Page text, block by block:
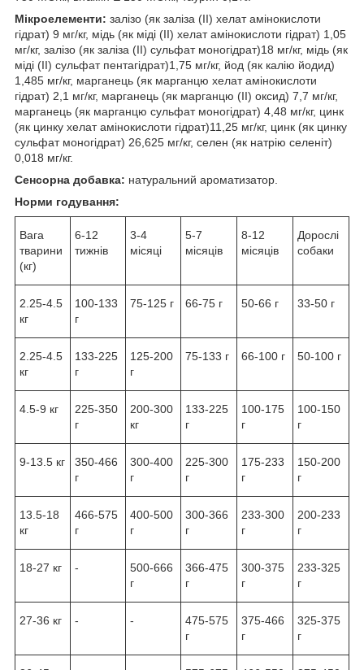
Мікроелементи: залізо (як заліза (II) хелат амінокислоти
гідрат) 9 мг/кг, мідь (як міді (II) хелат амінокислоти гідрат) 1,05
мг/кг, залізо (як заліза (ІІ) сульфат моногідрат)18 мг/кг, мідь (як
міді (ІІ) сульфат пентагідрат)1,75 мг/кг, йод (як калію йодид)
1,485 мг/кг, марганець (як марганцю хелат амінокислоти
гідрат) 2,1 мг/кг, марганець (як марганцю (ІІ) оксид) 7,7 мг/кг,
марганець (як марганцю сульфат моногідрат) 4,48 мг/кг, цинк
(як цинку хелат амінокислоти гідрат)11,25 мг/кг, цинк (як цинку
сульфат моногідрат) 26,625 мг/кг, селен (як натрію селеніт)
0,018 мг/кг.
Сенсорна добавка: натуральний ароматизатор.
Норми годування:
Вага
тварини
(кг)
6-12
тижнів
3-4
місяці
5-7
місяців
8-12
місяців
Дорослі
собаки
2.25-4.5
кг
100-133
г
75-125 г 66-75 г 50-66 г 33-50 г
2.25-4.5
кг
133-225
г
125-200
г
75-133 г 66-100 г 50-100 г
4.5-9 кг
225-350
г
200-300
кг
133-225
г
100-175
г
100-150
г
9-13.5 кг
350-466
г
300-400
г
225-300
г
175-233
г
150-200
г
13.5-18
кг
466-575
г
400-500
г
300-366
г
233-300
г
200-233
г
18-27 кг -
500-666
г
366-475
г
300-375
г
233-325
г
27-36 кг - -
475-575
г
375-466
г
325-375
г